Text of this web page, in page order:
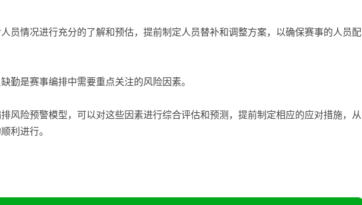
员情况进行充分的了解和预估，提前制定人员替补和调整方案，以确保赛事的人员配
勤是赛事编排中需要重点关注的风险因素。
风险预警模型，可以对这些因素进行综合评估和预测，提前制定相应的应对措施，从
利进行。